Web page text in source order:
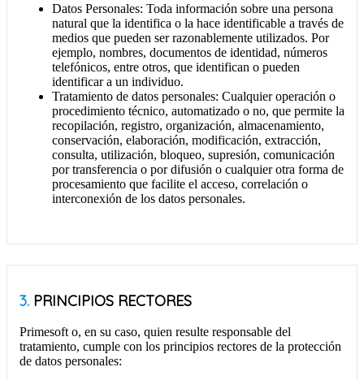
Datos Personales: Toda información sobre una persona
natural que la identifica o la hace identificable a través de
medios que pueden ser razonablemente utilizados. Por
ejemplo, nombres, documentos de identidad, números
telefónicos, entre otros, que identifican o pueden
identificar a un individuo.
Tratamiento de datos personales: Cualquier operación o
procedimiento técnico, automatizado o no, que permite la
recopilación, registro, organización, almacenamiento,
conservación, elaboración, modificación, extracción,
consulta, utilización, bloqueo, supresión, comunicación
por transferencia o por difusión o cualquier otra forma de
procesamiento que facilite el acceso, correlación o
interconexión de los datos personales.
3. PRINCIPIOS RECTORES
Primesoft o, en su caso, quien resulte responsable del
tratamiento, cumple con los principios rectores de la protección
de datos personales: